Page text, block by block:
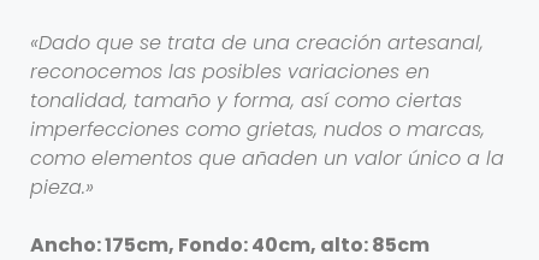
«Dado que se trata de una creación artesanal,
reconocemos las posibles variaciones en
tonalidad, tamaño y forma, así como ciertas
imperfecciones como grietas, nudos o marcas,
como elementos que añaden un valor único a la
pieza.»
Ancho: 175cm, Fondo: 40cm, alto: 85cm